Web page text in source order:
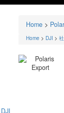
Home >
Home > DJI >
DJI